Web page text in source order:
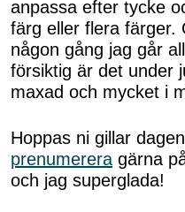
anpassa efter tycke
färg eller flera färger.
någon gång jag går
försiktig är det under
maxad och mycket i
Hoppas ni gillar
prenumerera gärna
och jag superglada!